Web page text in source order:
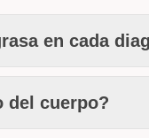
en cada
del cuerpo?